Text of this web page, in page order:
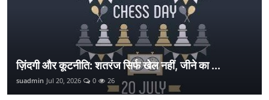
ज़िंदगी और कूटनीति: शतरंज सिर्फ खेल नहीं, जीने का ...
suadmin Jul 20, 2026 0 26